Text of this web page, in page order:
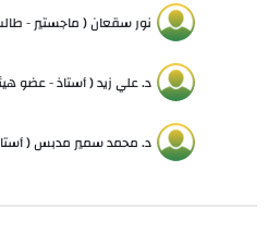
نور سقعان ( ماجستير -
د. علي زيد ( أستاذ - عضو
د. محمد سمير مدبس (